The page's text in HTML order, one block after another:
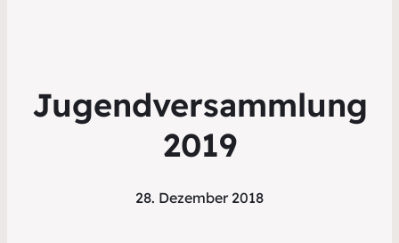
Jugendversammlung
2019
28. Dezember 2018